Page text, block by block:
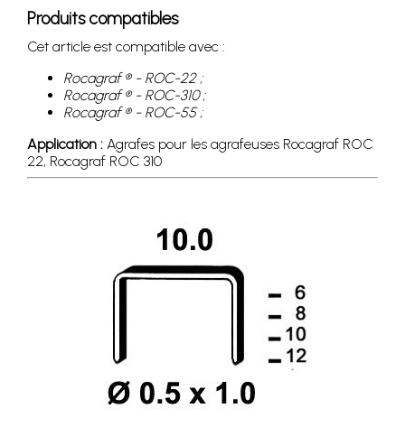
Produits compatibles
Cet article est compatible avec :
Rocagraf ® - ROC-22 ;
Rocagraf ® - ROC-310 ;
Rocagraf ® - ROC-55 ;
Application : Agrafes pour les agrafeuses Rocagraf ROC
22, Rocagraf ROC 310